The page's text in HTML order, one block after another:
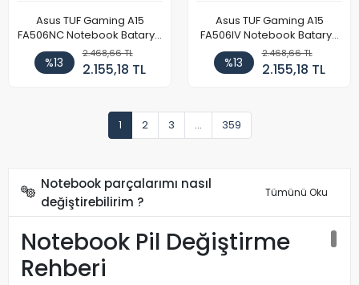
Asus TUF Gaming A15
FA506NC Notebook Batarya
Pil
%13
2.468,66 TL
2.155,18 TL
Asus TUF Gaming A15
FA506IV Notebook Batarya
Pil
%13
2.468,66 TL
2.155,18 TL
1 2 3 ... 359
Notebook parçalarımı nasıl
değiştirebilirim ?
Tümünü Oku
Notebook Pil Değiştirme
Rehberi